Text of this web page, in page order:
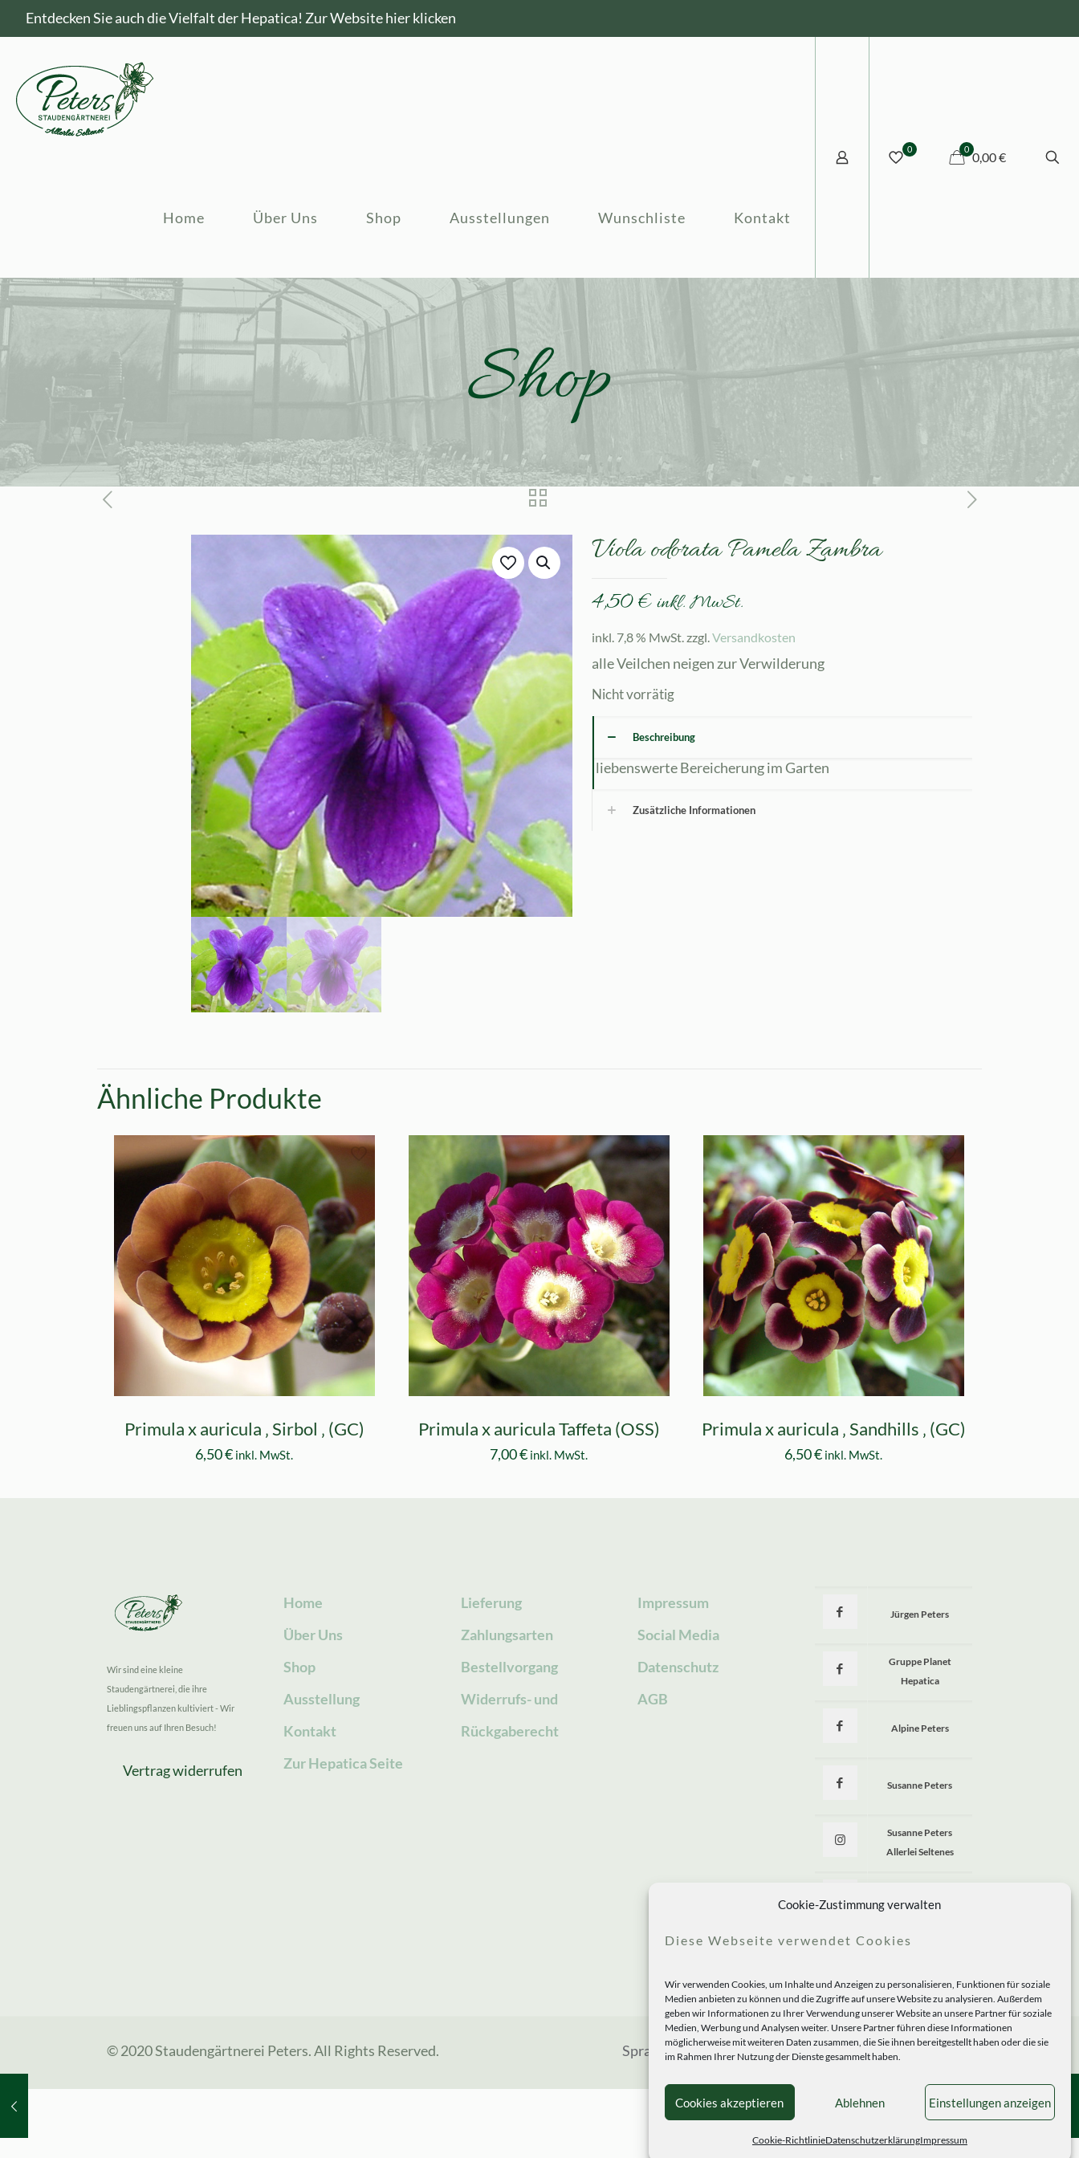
Cookie-Zustimmung verwalten
Diese Webseite verwendet Cookies
Wir verwenden Cookies, um Inhalte und Anzeigen zu personalisieren, Funktionen für soziale
Medien anbieten zu können und die Zugriffe auf unsere Website zu analysieren. Außerdem
geben wir Informationen zu Ihrer Verwendung unserer Website an unsere Partner für soziale
Medien, Werbung und Analysen weiter. Unsere Partner führen diese Informationen
möglicherweise mit weiteren Daten zusammen, die Sie ihnen bereitgestellt haben oder die sie
im Rahmen Ihrer Nutzung der Dienste gesammelt haben.
Cookies akzeptieren Ablehnen Einstellungen anzeigen
Cookie-RichtlinieDatenschutzerklärungImpressum
Entdecken Sie auch die Vielfalt der Hepatica! Zur Website hier klicken
Home Über Uns Shop Ausstellungen Wunschliste Kontakt
0 0
0,00 €
Shop
Viola odorata Pamela Zambra
4,50€ inkl. MwSt.
inkl. 7,8 % MwSt.zzgl.Versandkosten
alle Veilchen neigen zur Verwilderung
Nicht vorrätig
Beschreibung
liebenswerte Bereicherung im Garten
Zusätzliche Informationen
Ähnliche Produkte
Primula x auricula ‚ Sirbol ‚ (GC)
6,50€ inkl. MwSt.
Primula x auricula Taffeta (OSS)
7,00€ inkl. MwSt.
Primula x auricula ‚ Sandhills ‚ (GC)
6,50€ inkl. MwSt.
Wir sind eine kleine
Staudengärtnerei, die ihre
Lieblingspflanzen kultiviert - Wir
freuen uns auf Ihren Besuch!
Vertrag widerrufen
Home
Über Uns
Shop
Ausstellung
Kontakt
Zur Hepatica Seite
Lieferung
Zahlungsarten
Bestellvorgang
Widerrufs- und
Rückgaberecht
Impressum
Social Media
Datenschutz
AGB
Jürgen Peters
Gruppe Planet
Hepatica
Alpine Peters
Susanne Peters
Susanne Peters
Allerlei Seltenes
Allerlei Seltenes
© 2020 Staudengärtnerei Peters. All Rights Reserved. Sprachen